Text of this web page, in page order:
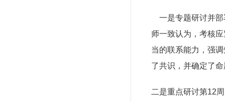
一是专题研讨并部
师一致认为，考核
当的联系能力，强
了共识，并确定了
二是重点研讨第12